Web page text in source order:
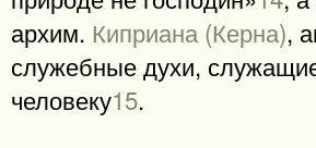
архим. Киприана (Керна),
служебные духи,
человеку15.